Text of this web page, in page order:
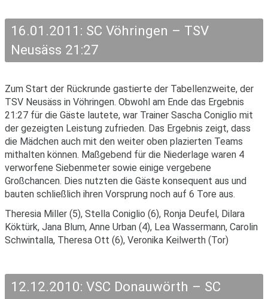
16.01.2011: SC Vöhringen – TSV
Neusäss 21:27
Zum Start der Rückrunde gastierte der Tabellenzweite, der
TSV Neusäss in Vöhringen. Obwohl am Ende das Ergebnis
21:27 für die Gäste lautete, war Trainer Sascha Coniglio mit
der gezeigten Leistung zufrieden. Das Ergebnis zeigt, dass
die Mädchen auch mit den weiter oben plazierten Teams
mithalten können. Maßgebend für die Niederlage waren 4
verworfene Siebenmeter sowie einige vergebene
Großchancen. Dies nutzten die Gäste konsequent aus und
bauten schließlich ihren Vorsprung noch auf 6 Tore aus.
Theresia Miller (5), Stella Coniglio (6), Ronja Deufel, Dilara
Köktürk, Jana Blum, Anne Urban (4), Lea Wassermann, Carolin
Schwintalla, Theresa Ott (6), Veronika Keilwerth (Tor)
12.12.2010: VSC Donauwörth – SC